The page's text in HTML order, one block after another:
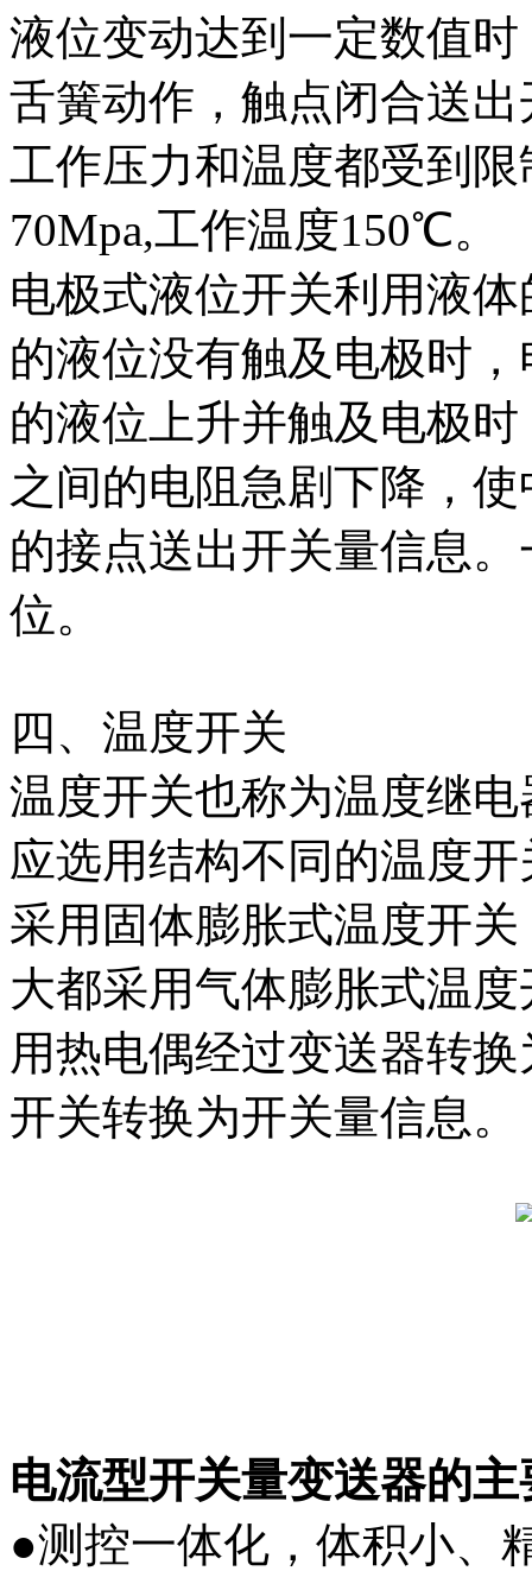
液位变动达到一定数值
舌簧动作，触点闭合送
工作压力和温度都受到
70Mpa,工作温度150℃。
电极式液位开关利用液
的液位没有触及电极时
的液位上升并触及电极
之间的电阻急剧下降，
的接点送出开关量信息
位。
四、温度开关
温度开关也称为温度继
应选用结构不同的温度开
采用固体膨胀式温度开关
大都采用气体膨胀式温
用热电偶经过变送器转
开关转换为开关量信息。
电流型开关量变送器的主
●测控一体化，体积小